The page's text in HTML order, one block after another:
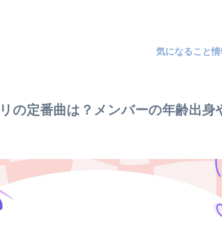
気になること情
の定番曲は？メンバーの年齢出身